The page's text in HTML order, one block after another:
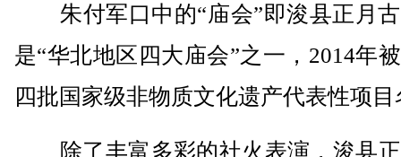
朱付军口中的“庙会”即浚县正月
是“华北地区四大庙会”之一，2014年
四批国家级非物质文化遗产代表性项目
除了丰富多彩的社火表演，浚县